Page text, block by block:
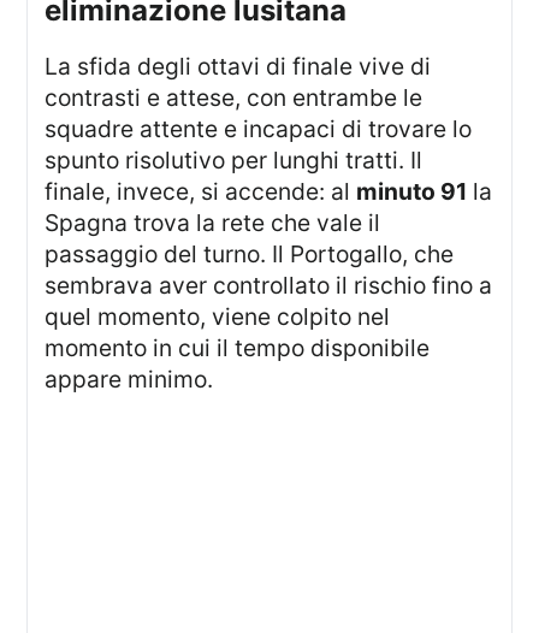
eliminazione lusitana
La sfida degli ottavi di finale vive di
contrasti e attese, con entrambe le
squadre attente e incapaci di trovare lo
spunto risolutivo per lunghi tratti. Il
finale, invece, si accende: al minuto 91 la
Spagna trova la rete che vale il
passaggio del turno. Il Portogallo, che
sembrava aver controllato il rischio fino a
quel momento, viene colpito nel
momento in cui il tempo disponibile
appare minimo.